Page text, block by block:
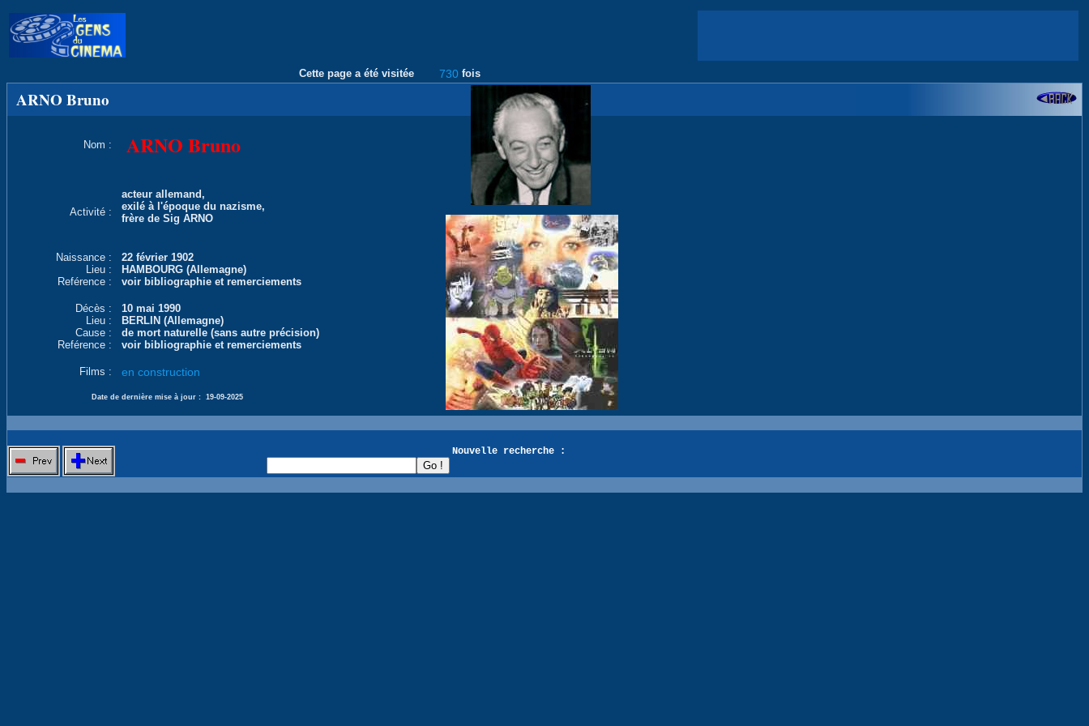
Cette page a été visitée 730 fois
ARNO Bruno
Nom : ARNO Bruno
Activité :
acteur allemand,
exilé à l'époque du nazisme,
frère de Sig ARNO
Naissance :
22 février 1902
Lieu :
HAMBOURG (Allemagne)
Reférence :
voir bibliographie et remerciements
Décès :
10 mai 1990
Lieu :
BERLIN (Allemagne)
Cause :
de mort naturelle (sans autre précision)
Reférence :
voir bibliographie et remerciements
Films : en construction
Date de dernière mise à jour : 19-09-2025
Nouvelle recherche :